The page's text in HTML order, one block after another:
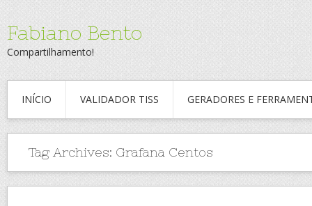
Fabiano Bento
Compartilhamento!
INÍCIO VALIDADOR TISS GERADORES E
Tag Archives: Grafana Centos